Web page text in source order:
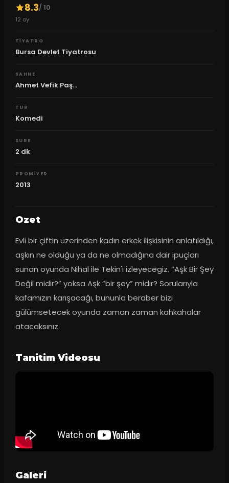
8.3/ 10
12 oy
TIYATRO
Bursa Devlet Tiyatrosu
SAHNE
Ahmet Vefik Paş...
TUR
Komedi
SURE
2 dk
PROMIYER
2013
Ozet
Evli bir çiftin üzerinden kadın erkek ilişkisinin anlatıldığı,
aşkın ne olduğu ya da ne olmadığına dair ipuçları
sunan oyunda Nihal ile Tekin'i izleyecegiz. “Aşk Bir Şey
Değil midir?” yoksa Aşk “bir şey” midir? Sorularıyla
kafamızın karışacağı, bununla beraber bizi
gülümsetecek oyunda zaman zaman kahkahalar
atacaksınız.
Tanitim Videosu
Galeri